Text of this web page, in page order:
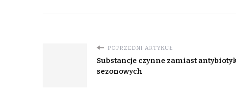
POPRZEDNI ARTYKUŁ
Substancje czynne zamiast
sezonowych